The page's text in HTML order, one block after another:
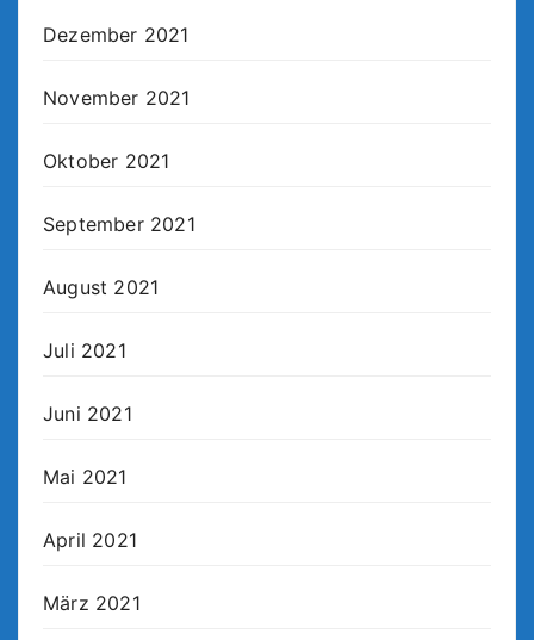
Dezember 2021
November 2021
Oktober 2021
September 2021
August 2021
Juli 2021
Juni 2021
Mai 2021
April 2021
März 2021